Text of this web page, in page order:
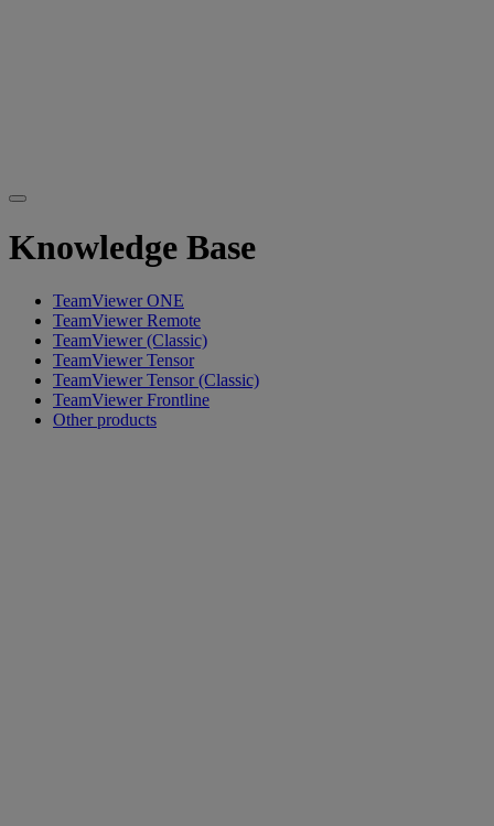
Knowledge Base
TeamViewer ONE
TeamViewer Remote
TeamViewer (Classic)
TeamViewer Tensor
TeamViewer Tensor (Classic)
TeamViewer Frontline
Other products